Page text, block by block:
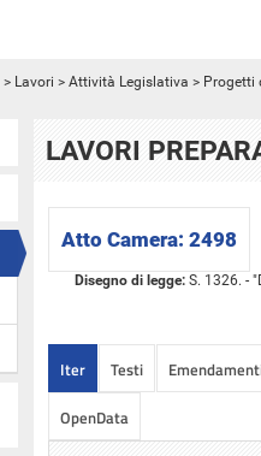
> Lavori > Attività Legislativa > Progetti
LAVORI
Atto Camera: 2498
Disegno di legge:S. 1326. -
Iter Testi
OpenData